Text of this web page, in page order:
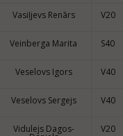
Vasiļjevs Renārs V20
Veinberga Marita S40
Veselovs Igors V40
Veselovs Sergejs V40
Vidulejs Dagos- V20